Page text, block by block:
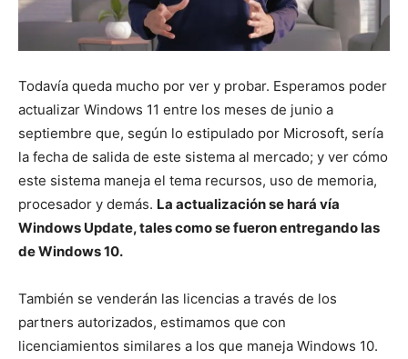
Todavía queda mucho por ver y probar. Esperamos poder
actualizar Windows 11 entre los meses de junio a
septiembre que, según lo estipulado por Microsoft, sería
la fecha de salida de este sistema al mercado; y ver cómo
este sistema maneja el tema recursos, uso de memoria,
procesador y demás. La actualización se hará vía
Windows Update, tales como se fueron entregando las
de Windows 10.
También se venderán las licencias a través de los
partners autorizados, estimamos que con
licenciamientos similares a los que maneja Windows 10.